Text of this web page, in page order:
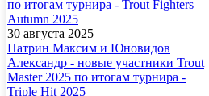
по итогам турнира - Trout Fighters
Autumn 2025
30 августа 2025
Патрин Максим и Юновидов
Александр - новые участники Trout
Master 2025 по итогам турнира -
Triple Hit 2025